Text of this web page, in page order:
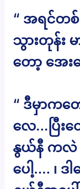
“ အရင်တ
သွားတုန်း
တော့ အေး
“ ဒီမှာက
လေ…ပြီး
နွယ်နီ ကလဲ
ပေါ့…. ၊